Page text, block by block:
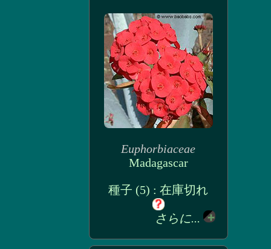
Euphorbiaceae
Madagascar
種子 (5) : 在庫切れ
さらに...